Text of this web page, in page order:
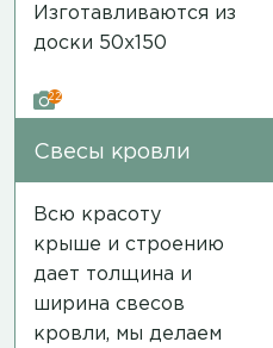
Изготавливаются из
доски 50х150
22
Свесы кровли
Всю красоту
крыше и строению
дает толщина и
ширина свесов
кровли, мы делаем